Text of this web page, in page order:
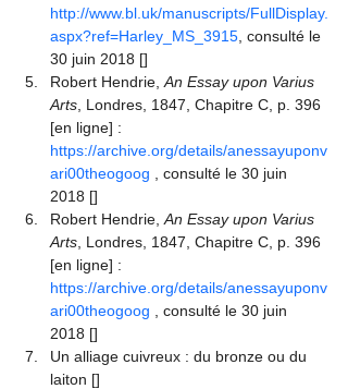
http://www.bl.uk/manuscripts/FullDisplay.
aspx?ref=Harley_MS_3915 , consulté le
30 juin 2018 []
Robert Hendrie, An Essay upon Varius
Arts , Londres, 1847, Chapitre C, p. 396
[en ligne] :
https://archive.org/details/anessayuponv
ari00theogoog , consulté le 30 juin
2018 []
Robert Hendrie, An Essay upon Varius
Arts , Londres, 1847, Chapitre C, p. 396
[en ligne] :
https://archive.org/details/anessayuponv
ari00theogoog , consulté le 30 juin
2018 []
Un alliage cuivreux : du bronze ou du
laiton []